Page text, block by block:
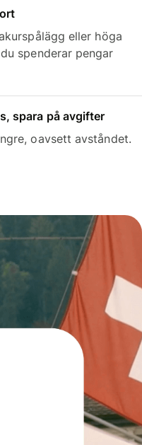
eller höga
spenderar pengar
spara på avgifter
oavsett avståndet.